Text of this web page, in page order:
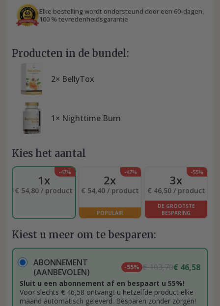
Elke bestelling wordt ondersteund door een 60-dagen,
100 % tevredenheidsgarantie
Producten in de bundel:
2× BellyTox
1× Nighttime Burn
Kies het aantal
-47%
1x
€ 54,80 / product
-47%
2x
€ 54,40 / product
POPULAIR
-55%
3x
€ 46,50 / product
DE GROOTSTE
BESPARING
Kiest u meer om te besparen:
ABONNEMENT
(AANBEVOLEN)
-55% € 103,70€ 46,58
Sluit u een abonnement af en bespaart u 55%!
Voor slechts € 46,58 ontvangt u hetzelfde product elke
maand automatisch geleverd. Besparen zonder zorgen!